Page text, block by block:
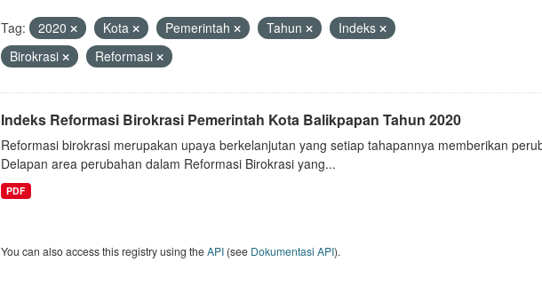
Tag: 2020 Kota Pemerintah Tahun
Indeks
Birokrasi
Reformasi
Indeks Reformasi Birokrasi Pemerintah Kota Balikpapan Tahun 2020
Reformasi birokrasi merupakan upaya berkelanjutan yang setiap tahapannya memberikan
Delapan area perubahan dalam Reformasi Birokrasi yang...
PDF
You can also access this registry using theAPI(see Dokumentasi API).